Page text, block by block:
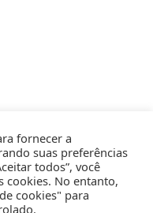
fornecer a
suas preferências
todos”, você
cookies. No entanto,
cookies" para